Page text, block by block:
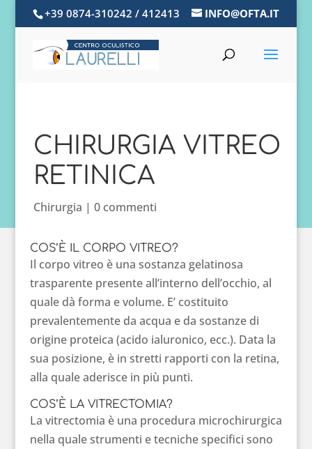
+39 0874-310242 / 412413 INFO@OFTA.IT
CHIRURGIA VITREO
RETINICA
Chirurgia | 0 commenti
COS’È IL CORPO VITREO?
Il corpo vitreo è una sostanza gelatinosa
trasparente presente all’interno dell’occhio, al
quale dà forma e volume. E’ costituito
prevalentemente da acqua e da sostanze di
origine proteica (acido ialuronico, ecc.). Data la
sua posizione, è in stretti rapporti con la retina,
alla quale aderisce in più punti.
COS’È LA VITRECTOMIA?
La vitrectomia è una procedura microchirurgica
nella quale strumenti e tecniche specifici sono